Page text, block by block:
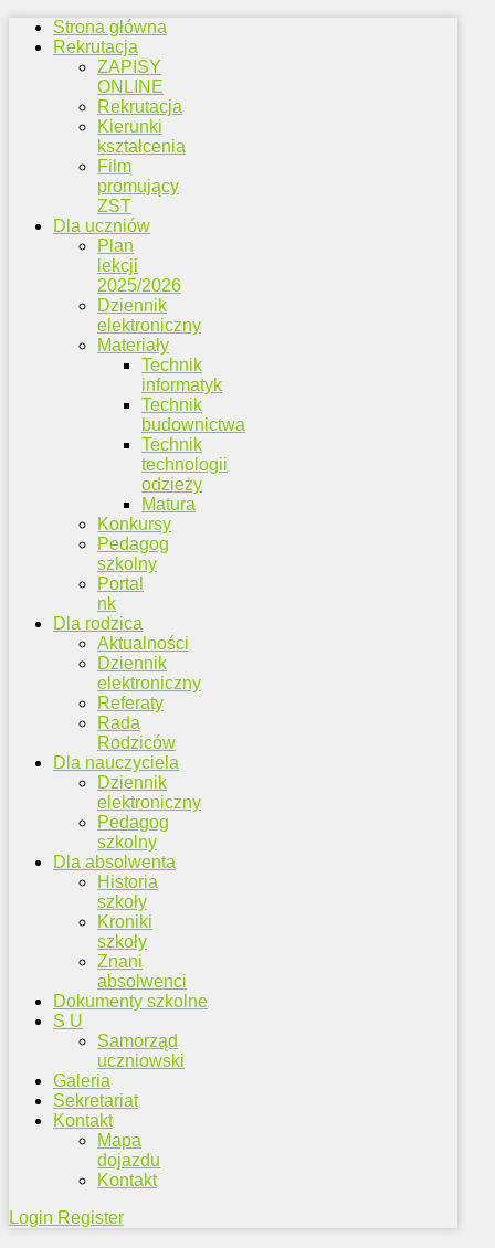
Strona główna
Rekrutacja
ZAPISY
ONLINE
Rekrutacja
Kierunki
kształcenia
Film
promujący
ZST
Dla uczniów
Plan
lekcji
2025/2026
Dziennik
elektroniczny
Materiały
Technik
informatyk
Technik
budownictwa
Technik
technologii
odzieży
Matura
Konkursy
Pedagog
szkolny
Portal
nk
Dla rodzica
Aktualności
Dziennik
elektroniczny
Referaty
Rada
Rodziców
Dla nauczyciela
Dziennik
elektroniczny
Pedagog
szkolny
Dla absolwenta
Historia
szkoły
Kroniki
szkoły
Znani
absolwenci
Dokumenty szkolne
S U
Samorząd
uczniowski
Galeria
Sekretariat
Kontakt
Mapa
dojazdu
Kontakt
Login Register